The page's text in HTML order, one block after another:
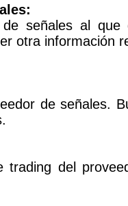
señales al
otra información
de señales.
del